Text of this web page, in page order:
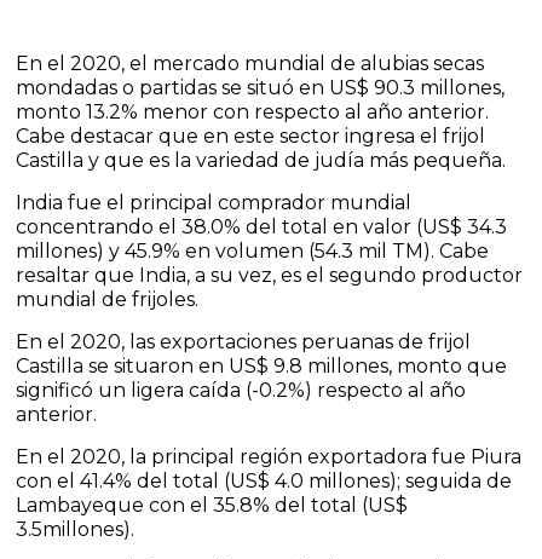
En el 2020, el mercado mundial de alubias secas
mondadas o partidas se situó en US$ 90.3 millones,
monto 13.2% menor con respecto al año anterior.
Cabe destacar que en este sector ingresa el frijol
Castilla y que es la variedad de judía más pequeña.
India fue el principal comprador mundial
concentrando el 38.0% del total en valor (US$ 34.3
millones) y 45.9% en volumen (54.3 mil TM). Cabe
resaltar que India, a su vez, es el segundo productor
mundial de frijoles.
En el 2020, las exportaciones peruanas de frijol
Castilla se situaron en US$ 9.8 millones, monto que
significó un ligera caída (-0.2%) respecto al año
anterior.
En el 2020, la principal región exportadora fue Piura
con el 41.4% del total (US$ 4.0 millones); seguida de
Lambayeque con el 35.8% del total (US$
3.5millones).